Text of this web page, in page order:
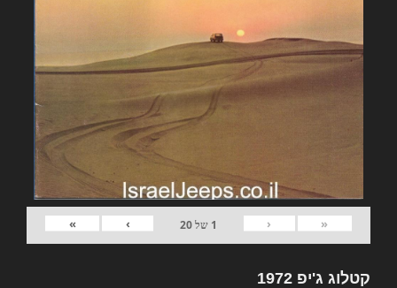
«
‹
1 של20
›
»
קטלוג ג'יפ 1972